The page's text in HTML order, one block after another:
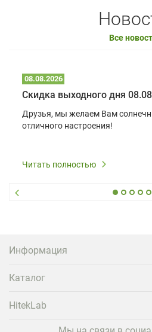
Все
08.08.2026
Скидка выходного дня
Друзья, мы желаем Вам
отличного настроения!
Читать полностью
Информация
Каталог
HitekLab